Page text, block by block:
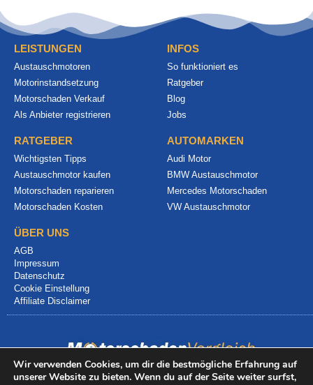
LEISTUNGEN
Austauschmotoren
Motorinstandsetzung
Motorschaden Verkauf
Als Anbieter registrieren
INFOS
So funktioniert es
Ratgeber
Blog
Jobs
RATGEBER
Wichtigsten Tipps
Austauschmotor kaufen
Motorschaden reparieren
Motorschaden Kosten
AUTOMARKEN
Audi Motor
BMW Austauschmotor
Mercedes Motorschaden
VW Austauschmotor
ÜBER UNS
AGB
Impressum
Datenschutz
Cookie Einstellung
Affiliate Disclaimer
Wir verwenden Cookies, um dir die bestmögliche Erfahrung auf
unserer Website zu bieten. Wenn du auf der Seite weiter surfst,